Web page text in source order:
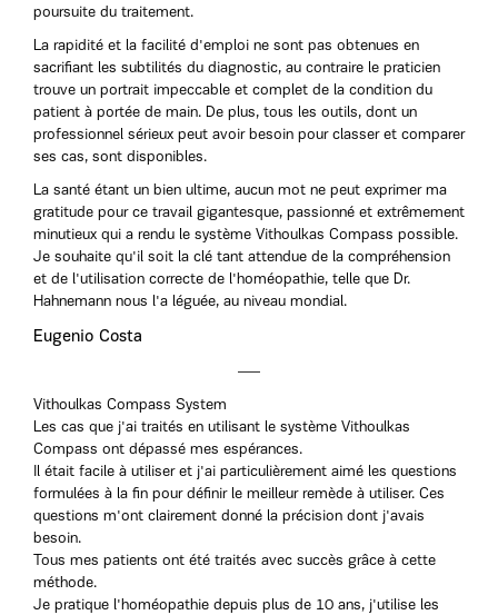
poursuite du traitement.
La rapidité et la facilité d'emploi ne sont pas obtenues en
sacrifiant les subtilités du diagnostic, au contraire le praticien
trouve un portrait impeccable et complet de la condition du
patient à portée de main. De plus, tous les outils, dont un
professionnel sérieux peut avoir besoin pour classer et comparer
ses cas, sont disponibles.
La santé étant un bien ultime, aucun mot ne peut exprimer ma
gratitude pour ce travail gigantesque, passionné et extrêmement
minutieux qui a rendu le système Vithoulkas Compass possible.
Je souhaite qu'il soit la clé tant attendue de la compréhension
et de l'utilisation correcte de l'homéopathie, telle que Dr.
Hahnemann nous l'a léguée, au niveau mondial.
Eugenio Costa
Vithoulkas Compass System
Les cas que j'ai traités en utilisant le système Vithoulkas
Compass ont dépassé mes espérances.
Il était facile à utiliser et j'ai particulièrement aimé les questions
formulées à la fin pour définir le meilleur remède à utiliser. Ces
questions m'ont clairement donné la précision dont j'avais
besoin.
Tous mes patients ont été traités avec succès grâce à cette
méthode.
Je pratique l'homéopathie depuis plus de 10 ans, j'utilise les